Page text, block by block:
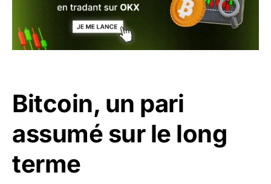
Bitcoin, un pari
assumé sur le long
terme